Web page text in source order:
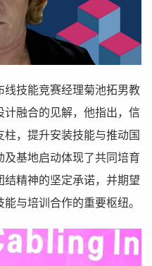
线技能竞赛经理菊池拓男教
融合的见解，他指出，信
，提升安装技能与推动国
及基地启动体现了共同培育
精神的坚定承诺，并期望
与培训合作的重要枢纽。